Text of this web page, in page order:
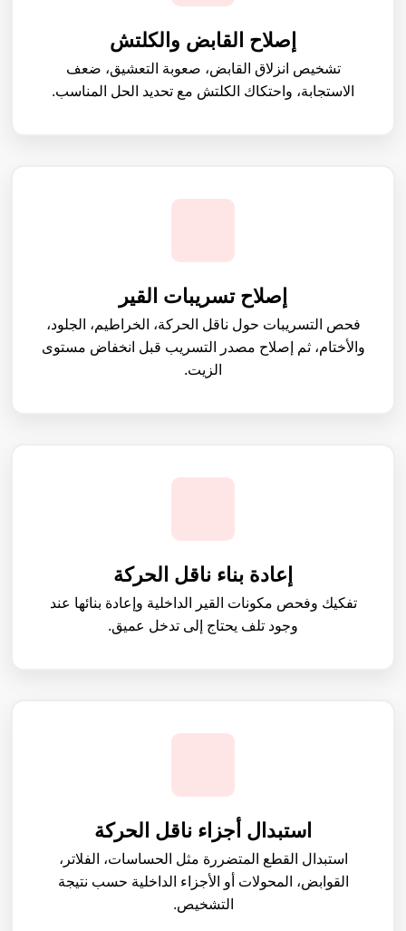
إصلاح القابض والكلتش
تشخيص انزلاق القابض، صعوبة التعشيق، ضعف
الاستجابة، واحتكاك الكلتش مع تحديد الحل المناسب.
إصلاح تسريبات القير
فحص التسريبات حول ناقل الحركة، الخراطيم، الجلود،
والأختام، ثم إصلاح مصدر التسريب قبل انخفاض مستوى
الزيت.
إعادة بناء ناقل الحركة
تفكيك وفحص مكونات القير الداخلية وإعادة بنائها عند
وجود تلف يحتاج إلى تدخل عميق.
استبدال أجزاء ناقل الحركة
استبدال القطع المتضررة مثل الحساسات، الفلاتر،
القوابض، المحولات أو الأجزاء الداخلية حسب نتيجة
التشخيص.